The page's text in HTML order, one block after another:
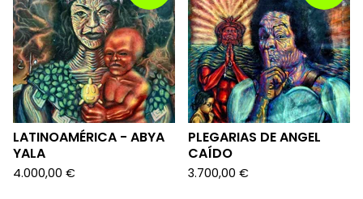
LATINOAMÉRICA - ABYA
YALA
4.000,00 €
PLEGARIAS DE ANGEL
CAÍDO
3.700,00 €